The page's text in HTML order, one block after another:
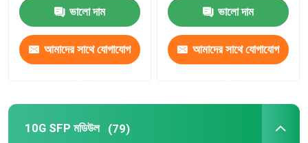
ভালো দাম
আমাদের সাথে যোগাযোগ
ভালো দাম
আমাদের সাথে যোগাযোগ
10G SFP মডিউল (79)